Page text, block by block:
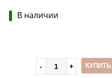
В наличии
КУПИТЬ